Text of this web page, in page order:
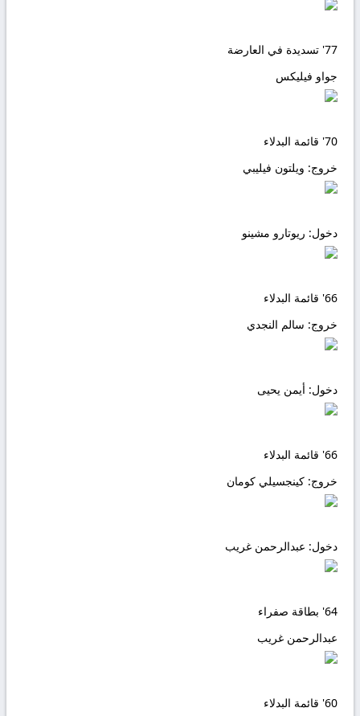
77' تسديدة في العارضة
جواو فيليكس
70' قائمة البدلاء
خروج: ويلتون فيليبي
دخول: ريوتارو مشينو
66' قائمة البدلاء
خروج: سالم النجدي
دخول: أيمن يحيى
66' قائمة البدلاء
خروج: كينجسيلي كومان
دخول: عبدالرحمن غريب
64' بطاقة صفراء
عبدالرحمن غريب
60' قائمة البدلاء